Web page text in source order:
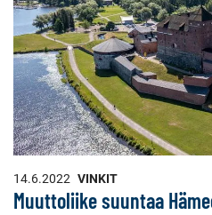
14.6.2022 VINKIT
Muuttoliike suuntaa